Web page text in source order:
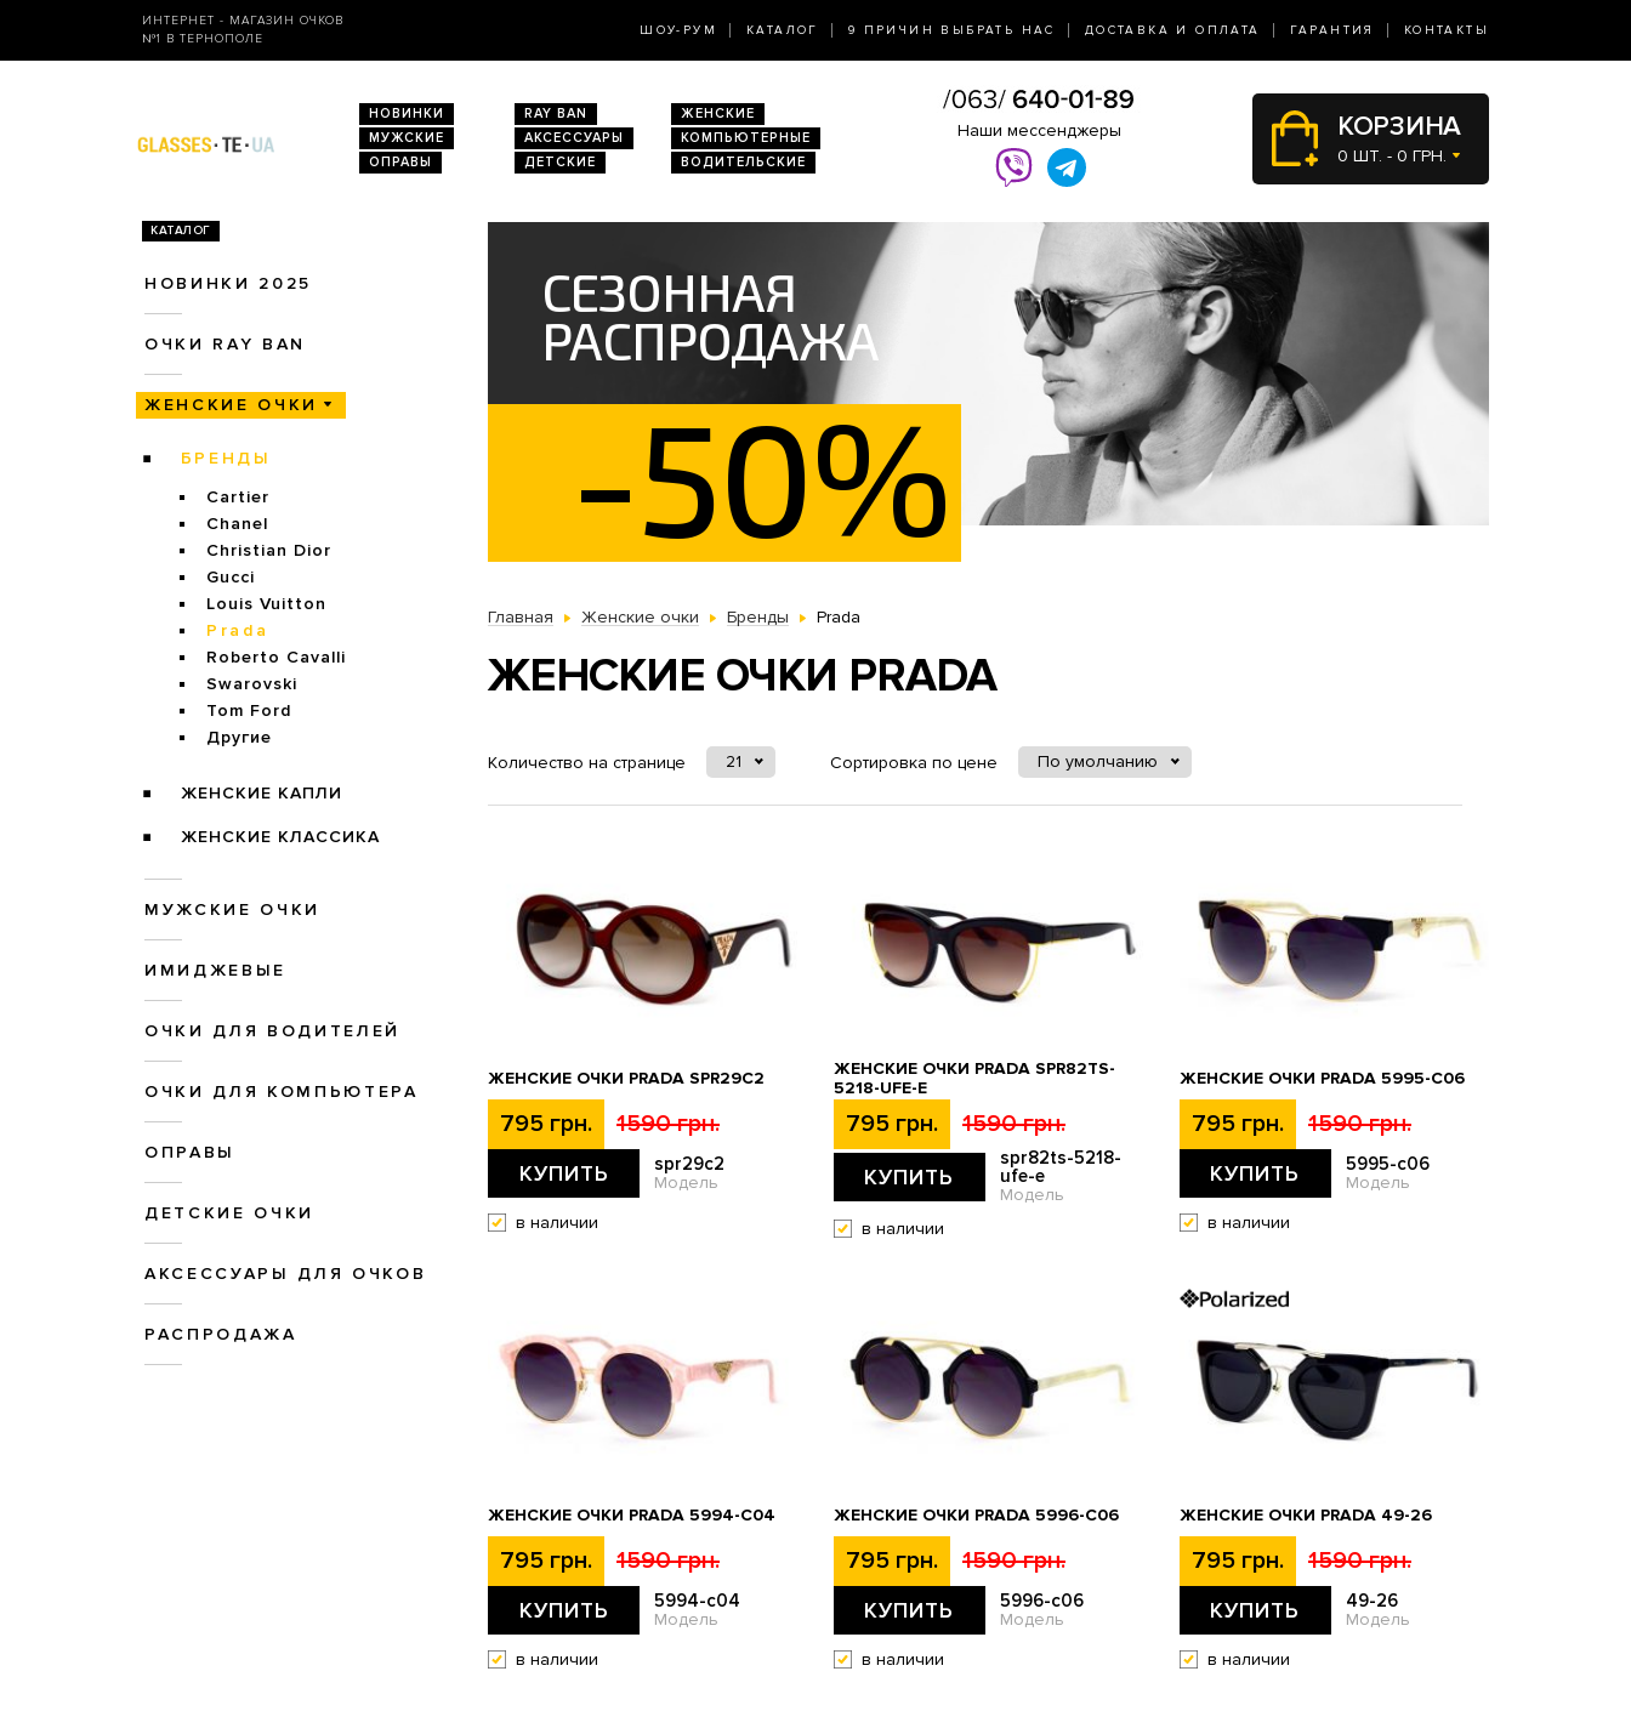
ИНТЕРНЕТ - МАГАЗИН ОЧКОВ
№1 В ТЕРНОПОЛЕ
ШОУ-РУМ КАТАЛОГ 9 ПРИЧИН ВЫБРАТЬ НАС ДОСТАВКА И ОПЛАТА ГАРАНТИЯ КОНТАКТЫ
НОВИНКИ RAY BAN
ЖЕНСКИЕ
МУЖСКИЕ
АКСЕССУАРЫ
КОМПЬЮТЕРНЫЕ
ОПРАВЫ
ДЕТСКИЕ ВОДИТЕЛЬСКИЕ
Наши мессенджеры КОРЗИНА
0 ШТ. - 0 ГРН.
КАТАЛОГ
НОВИНКИ 2025
ОЧКИ RAY BAN
ЖЕНСКИЕ ОЧКИ
БРЕНДЫ
Cartier
Chanel
Christian Dior
Gucci
Louis Vuitton
Prada
Roberto Cavalli
Swarovski
Tom Ford
Другие
ЖЕНСКИЕ КАПЛИ
ЖЕНСКИЕ КЛАССИКА
МУЖСКИЕ ОЧКИ
ИМИДЖЕВЫЕ
ОЧКИ ДЛЯ ВОДИТЕЛЕЙ
ОЧКИ ДЛЯ КОМПЬЮТЕРА
ОПРАВЫ
ДЕТСКИЕ ОЧКИ
АКСЕССУАРЫ ДЛЯ ОЧКОВ
РАСПРОДАЖА
СЕЗОННАЯ
РАСПРОДАЖА
-50%
Главная Женские очки Бренды Prada
ЖЕНСКИЕ ОЧКИ PRADA
Количество на странице 21 Сортировка по цене По умолчанию
ЖЕНСКИЕ ОЧКИ PRADA SPR29C2
795 грн. 1590 грн.
КУПИТЬ spr29c2
Модель
в наличии
ЖЕНСКИЕ ОЧКИ PRADA SPR82TS-
5218-UFE-E
795 грн. 1590 грн.
КУПИТЬ
spr82ts-5218-
ufe-e
Модель
в наличии
ЖЕНСКИЕ ОЧКИ PRADA 5995-C06
795 грн. 1590 грн.
КУПИТЬ 5995-c06
Модель
в наличии
ЖЕНСКИЕ ОЧКИ PRADA 5994-C04
795 грн. 1590 грн.
КУПИТЬ 5994-c04
Модель
в наличии
ЖЕНСКИЕ ОЧКИ PRADA 5996-C06
795 грн. 1590 грн.
КУПИТЬ 5996-c06
Модель
в наличии
ЖЕНСКИЕ ОЧКИ PRADA 49-26
795 грн. 1590 грн.
КУПИТЬ 49-26
Модель
в наличии